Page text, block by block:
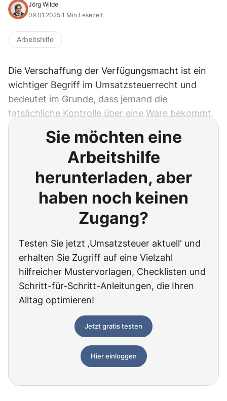
Jörg Wilde
09.01.2025·1 Min Lesezeit
Arbeitshilfe
Die Verschaffung der Verfügungsmacht ist ein
wichtiger Begriff im Umsatzsteuerrecht und
bedeutet im Grunde, dass jemand die
tatsächliche Kontrolle über eine Ware bekommt.
Sie möchten eine
Arbeitshilfe
herunterladen, aber
haben noch keinen
Zugang?
Testen Sie jetzt ‚Umsatzsteuer aktuell‘ und
erhalten Sie Zugriff auf eine Vielzahl
hilfreicher Mustervorlagen, Checklisten und
Schritt-für-Schritt-Anleitungen, die Ihren
Alltag optimieren!
Jetzt gratis testen
Hier einloggen